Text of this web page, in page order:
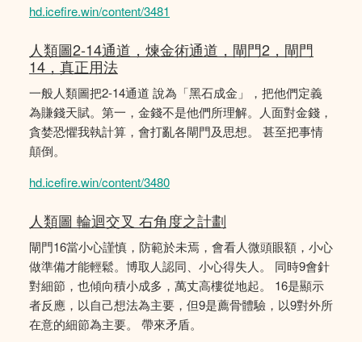
hd.icefire.win/content/3481
人類圖2-14通道，煉金術通道，閘門2，閘門
14，真正用法
一般人類圖把2-14通道 說為「黑石成金」，把他們定義
為賺錢天賦。第一，金錢不是他們所理解。人面對金錢，
貪婪恐懼我執計算，會打亂各閘門及思想。 甚至把事情
顛倒。
hd.icefire.win/content/3480
人類圖 輪迴交叉 右角度之計劃
閘門16當小心謹慎，防範於未焉，會看人微頭眼額，小心
做準備才能輕鬆。博取人認同、小心得失人。 同時9會針
對細節，也傾向積小成多，萬丈高樓從地起。 16是顯示
者反應，以自己想法為主要，但9是薦骨體驗，以9對外所
在意的細節為主要。 帶來矛盾。